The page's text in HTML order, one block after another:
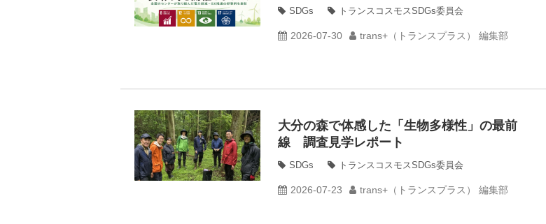
SDGs トランスコスモスSDGs委員会
2026-07-30 trans+（トランスプラス） 編集部
大分の森で体感した「生物多様性」の最前
線 調査見学レポート
SDGs トランスコスモスSDGs委員会
2026-07-23 trans+（トランスプラス） 編集部